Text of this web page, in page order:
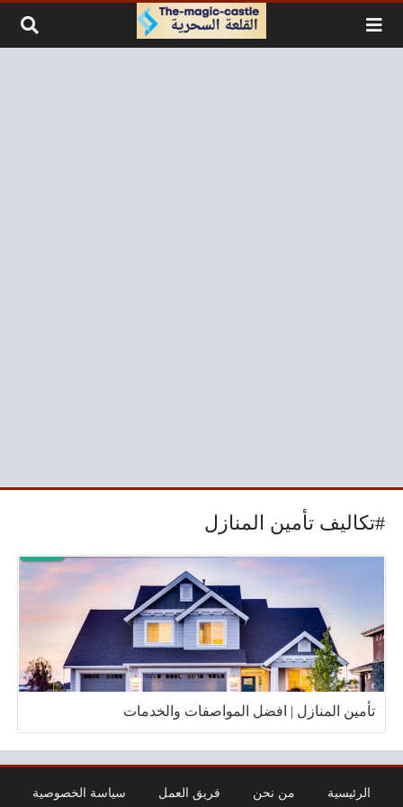
#تكاليف تأمين المنازل
تأمين المنازل | افضل المواصفات والخدمات
الرئيسية من نحن فريق العمل سياسة الخصوصية